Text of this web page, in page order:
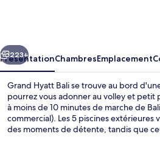
Suivant
223+
PrésentationChambresEmplacement
Grand Hyatt Bali se trouve au bord
pourrez vous adonner au volley et petit
à moins de 10 minutes de marche de
commercial). Les 5 piscines
des moments de détente, tandis que